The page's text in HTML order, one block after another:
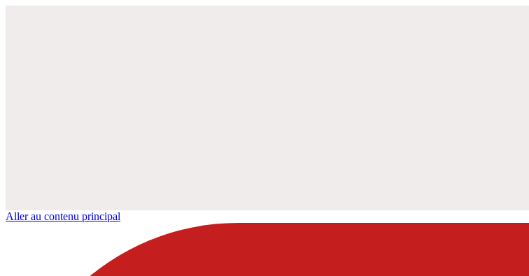
Aller au contenu principal